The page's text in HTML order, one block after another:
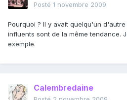
Posté 1 novembre 2009
Pourquoi ? Il y avait quelqu'un
influents sont de la même tendance.
exemple.
Calembredaine